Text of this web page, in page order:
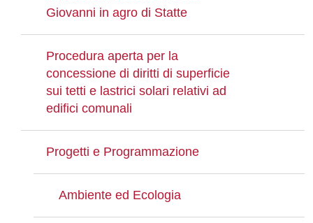
Giovanni in agro di Statte
Procedura aperta per la
concessione di diritti di superficie
sui tetti e lastrici solari relativi ad
edifici comunali
Progetti e Programmazione
Ambiente ed Ecologia